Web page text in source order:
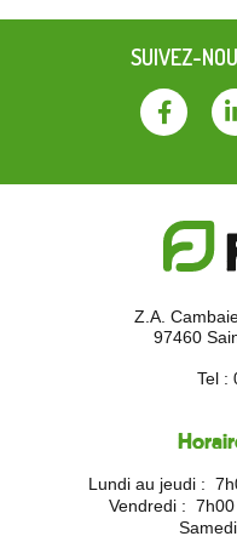
SUIVEZ-
Z.A.
97460
Tel :
Lundi au jeudi :
Vendredi :